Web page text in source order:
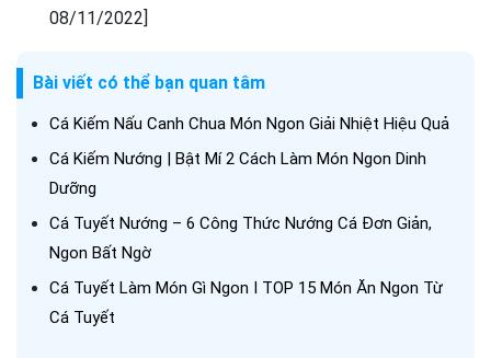
08/11/2022]
Bài viết có thể bạn quan tâm
Cá Kiếm Nấu Canh Chua Món Ngon Giải Nhiệt Hiệu Quả
Cá Kiếm Nướng | Bật Mí 2 Cách Làm Món Ngon Dinh
Dưỡng
Cá Tuyết Nướng – 6 Công Thức Nướng Cá Đơn Giản,
Ngon Bất Ngờ
Cá Tuyết Làm Món Gì Ngon I TOP 15 Món Ăn Ngon Từ
Cá Tuyết